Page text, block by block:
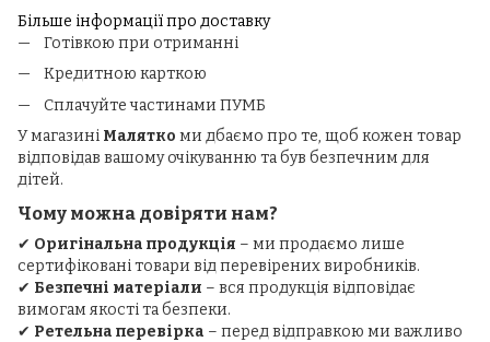
Більше інформації про доставку
Готівкою при отриманні
Кредитною карткою
Сплачуйте частинами ПУМБ
У магазині Малятко ми дбаємо про те, щоб кожен товар
відповідав вашому очікуванню та був безпечним для
дітей.
Чому можна довіряти нам?
✔ Оригінальна продукція – ми продаємо лише
сертифіковані товари від перевірених виробників.
✔ Безпечні матеріали – вся продукція відповідає
вимогам якості та безпеки.
✔ Ретельна перевірка – перед відправкою ми важливо